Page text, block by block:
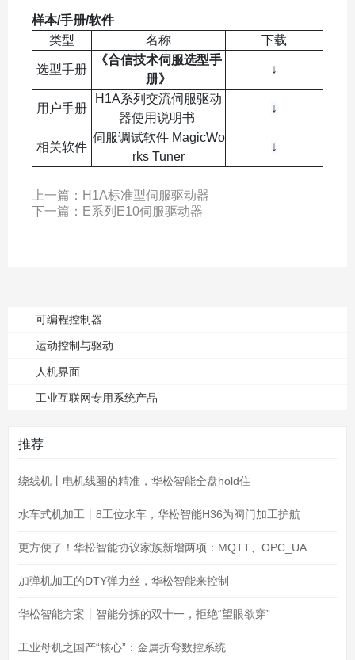
样本/手册/软件
类型
名称 下载
选型手册
《合信技术伺服选型手
册》
↓
用户手册
H1A系列交流伺服驱动
器使用说明书
↓
相关软件
伺服调试软件 MagicWo
rks Tuner
↓
上一篇： H1A标准型伺服驱动器
下一篇： E系列E10伺服驱动器
可编程控制器
运动控制与驱动
人机界面
工业互联网专用系统产品
推荐
绕线机丨电机线圈的精准，华松智能全盘hold住
水车式机加工丨8工位水车，华松智能H36为阀门加工护航
更方便了！华松智能协议家族新增两项：MQTT、OPC_UA
加弹机加工的DTY弹力丝，华松智能来控制
华松智能方案丨智能分拣的双十一，拒绝“望眼欲穿”
工业母机之国产“核心”：金属折弯数控系统